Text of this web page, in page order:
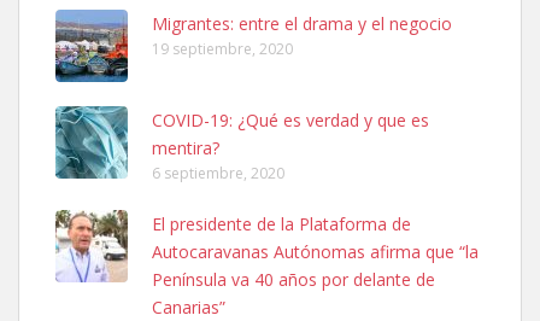
Leales.org » Gran Canaria
SHIBA PERDIDO AVDA JOSE MESA Y LOPEZ
PERRO MACHO RAZA SHIBA CON MICROCHIP PERDIDO HOY
06/07/2025 ZONA MESA Y LOPEZ. ES MUY ASUSTADIZO
Leales.org » Gran Canaria
6.7.2025
Migrantes: entre el drama y el negocio
19 septiembre, 2020
COVID-19: ¿Qué es verdad y que es
mentira?
6 septiembre, 2020
El presidente de la Plataforma de
Autocaravanas Autónomas afirma que “la
Península va 40 años por delante de
Canarias”